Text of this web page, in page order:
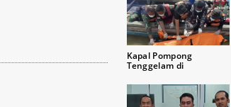
Kapal Pompong
Tenggelam di